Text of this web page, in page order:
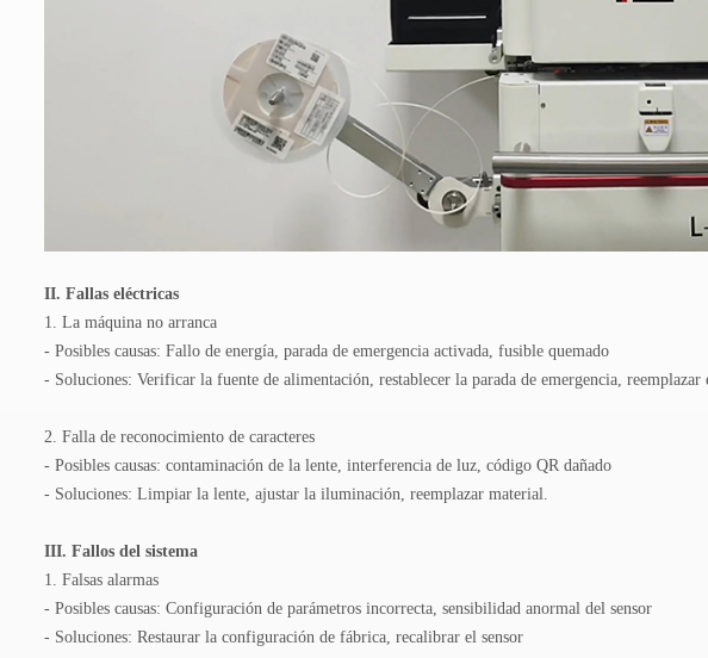
II. Fallas eléctricas
1. La máquina no arranca
- Posibles causas: Fallo de energía, parada de emergencia activada, fusible quemado
- Soluciones: Verificar la fuente de alimentación, restablecer la parada de emergencia, reemplazar
2. Falla de reconocimiento de caracteres
- Posibles causas: contaminación de la lente, interferencia de luz, código QR dañado
- Soluciones: Limpiar la lente, ajustar la iluminación, reemplazar material.
III. Fallos del sistema
1. Falsas alarmas
- Posibles causas: Configuración de parámetros incorrecta, sensibilidad anormal del sensor
- Soluciones: Restaurar la configuración de fábrica, recalibrar el sensor